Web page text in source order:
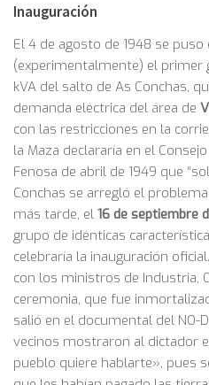
Inauguración
El 4 de agosto de 1948 se
(experimentalmente) el primer
kVA del salto de As Conchas,
demanda eléctrica del área de
con las restricciones en la
la Maza declararía en el
Fenosa de abril de 1949 que
Conchas se arregló el problema
más tarde, el 16 de septiembre
grupo de idénticas
celebraría la inauguración
con los ministros de Industria,
ceremonia, que fue
salió en el documental del NO-
vecinos mostraron al dictador
pueblo quiere hablarte», pues